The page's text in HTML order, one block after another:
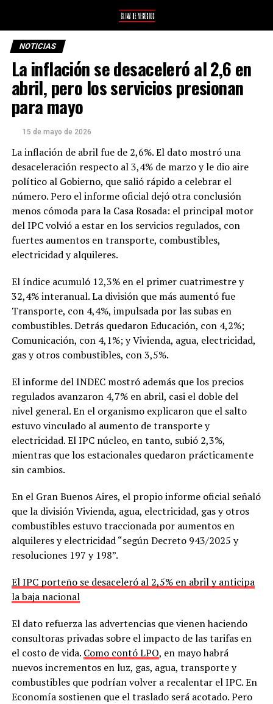
NOTICIAS
La inflación se desaceleró al 2,6 en
abril, pero los servicios presionan
para mayo
15 de mayo de 2026
La inflación de abril fue de 2,6%. El dato mostró una
desaceleración respecto al 3,4% de marzo y le dio aire
político al Gobierno, que salió rápido a celebrar el
número. Pero el informe oficial dejó otra conclusión
menos cómoda para la Casa Rosada: el principal motor
del IPC volvió a estar en los servicios regulados, con
fuertes aumentos en transporte, combustibles,
electricidad y alquileres.
El índice acumuló 12,3% en el primer cuatrimestre y
32,4% interanual. La división que más aumentó fue
Transporte, con 4,4%, impulsada por las subas en
combustibles. Detrás quedaron Educación, con 4,2%;
Comunicación, con 4,1%; y Vivienda, agua, electricidad,
gas y otros combustibles, con 3,5%.
El informe del INDEC mostró además que los precios
regulados avanzaron 4,7% en abril, casi el doble del
nivel general. En el organismo explicaron que el salto
estuvo vinculado al aumento de transporte y
electricidad. El IPC núcleo, en tanto, subió 2,3%,
mientras que los estacionales quedaron prácticamente
sin cambios.
En el Gran Buenos Aires, el propio informe oficial señaló
que la división Vivienda, agua, electricidad, gas y otros
combustibles estuvo traccionada por aumentos en
alquileres y electricidad “según Decreto 943/2025 y
resoluciones 197 y 198”.
El IPC porteño se desaceleró al 2,5% en abril y anticipa
la baja nacional
El dato refuerza las advertencias que vienen haciendo
consultoras privadas sobre el impacto de las tarifas en
el costo de vida. Como contó LPO, en mayo habrá
nuevos incrementos en luz, gas, agua, transporte y
combustibles que podrían volver a recalentar el IPC. En
Economía sostienen que el traslado será acotado. Pero